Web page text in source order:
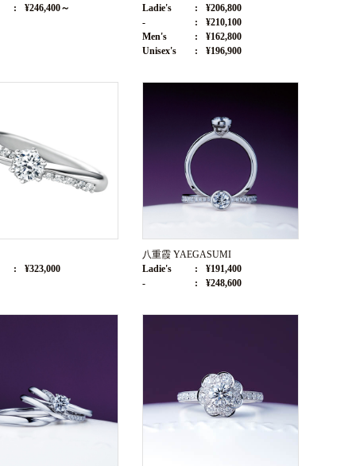
¥246,400～
Ladie's
¥206,800
-
¥210,100
Men's
¥162,800
Unisex's
¥196,900
¥323,000
八重霞 YAEGASUMI
Ladie's
¥191,400
-
¥248,600